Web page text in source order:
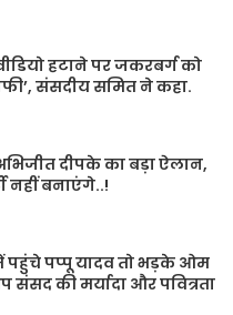
वीडियो हटाने पर जकरबर्ग को
संसदीय समित ने कहा.
दीपके का बड़ा ऐलान,
नहीं बनाएंगे..!
पहुंचे पप्पू यादव तो भड़के ओम
संसद की मर्यादा और पवित्रता